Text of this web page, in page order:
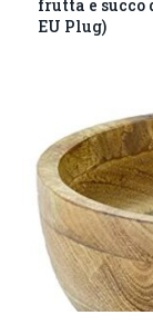
frutta e
EU Plug)